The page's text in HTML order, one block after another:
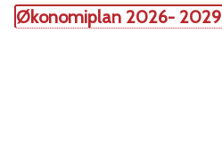
Økonomiplan 2026- 2029